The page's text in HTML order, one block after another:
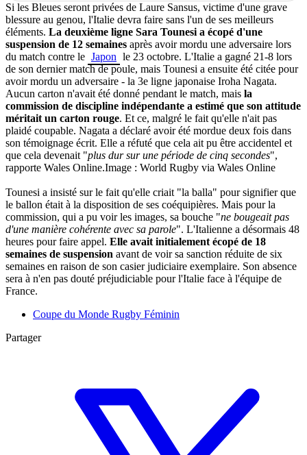
Si les Bleues seront privées de Laure Sansus, victime d'une grave
blessure au genou, l'Italie devra faire sans l'un de ses meilleurs
éléments. La deuxième ligne Sara Tounesi a écopé d'une
suspension de 12 semaines après avoir mordu une adversaire lors
du match contre le Japon le 23 octobre. L'Italie a gagné 21-8 lors
de son dernier match de poule, mais Tounesi a ensuite été citée pour
avoir mordu un adversaire - la 3e ligne japonaise Iroha Nagata.
Aucun carton n'avait été donné pendant le match, mais la
commission de discipline indépendante a estimé que son attitude
méritait un carton rouge. Et ce, malgré le fait qu'elle n'ait pas
plaidé coupable. Nagata a déclaré avoir été mordue deux fois dans
son témoignage écrit. Elle a réfuté que cela ait pu être accidentel et
que cela devenait "plus dur sur une période de cinq secondes",
rapporte Wales Online.Image : World Rugby via Wales Online
Tounesi a insisté sur le fait qu'elle criait "la balla" pour signifier que
le ballon était à la disposition de ses coéquipières. Mais pour la
commission, qui a pu voir les images, sa bouche "ne bougeait pas
d'une manière cohérente avec sa parole". L'Italienne a désormais 48
heures pour faire appel. Elle avait initialement écopé de 18
semaines de suspension avant de voir sa sanction réduite de six
semaines en raison de son casier judiciaire exemplaire. Son absence
sera à n'en pas douté préjudiciable pour l'Italie face à l'équipe de
France.
Coupe du Monde Rugby Féminin
Partager